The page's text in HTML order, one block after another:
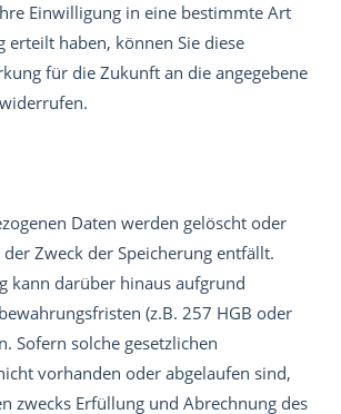
Einwilligung in eine bestimmte Art
erteilt haben, können Sie diese
für die Zukunft an die angegebene
Daten werden gelöscht oder
Zweck der Speicherung entfällt.
kann darüber hinaus aufgrund
(z.B. 257 HGB oder
Sofern solche gesetzlichen
vorhanden oder abgelaufen sind,
zwecks Erfüllung und Abrechnung des